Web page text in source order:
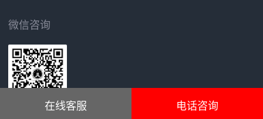
微信咨询
在线客服 电话咨询